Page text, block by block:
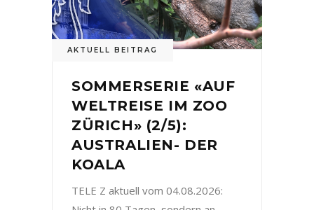
AKTUELL BEITRAG
SOMMERSERIE «AUF
WELTREISE IM ZOO
ZÜRICH» (2/5):
AUSTRALIEN- DER
KOALA
TELE Z aktuell vom 04.08.2026: